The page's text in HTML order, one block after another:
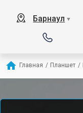
Барнаул ▼
Главная / Планшет /